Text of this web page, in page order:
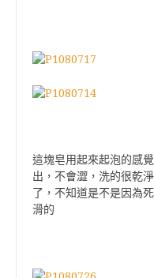
這塊皂用起來起泡的感
出，不會澀，洗的很乾
了，不知道是不是因為
滑的